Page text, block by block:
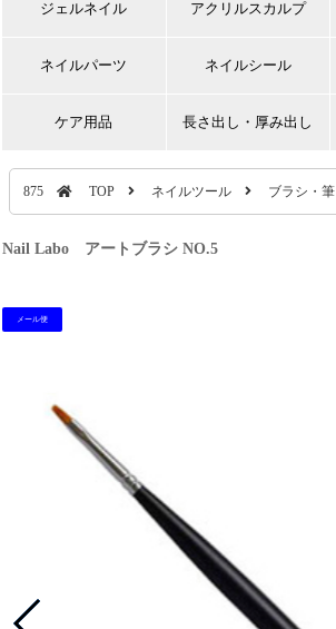
ジェルネイル アクリルスカルプ
ネイルパーツ ネイルシール
ケア用品 長さ出し・厚み出し
875 TOP ネイルツール ブラシ・筆
Nail Labo アートブラシ NO.5
メール便